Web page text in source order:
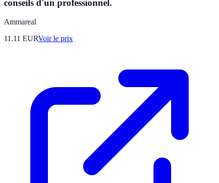
conseils d'un professionnel.
Ammareal
11.11 EURVoir le prix